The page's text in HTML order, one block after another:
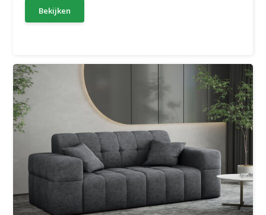
Bekijken